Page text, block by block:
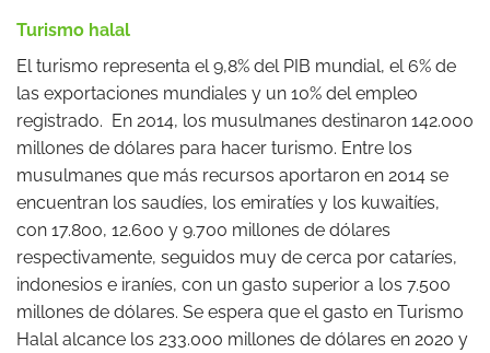
Turismo halal
El turismo representa el 9,8% del PIB mundial, el 6% de
las exportaciones mundiales y un 10% del empleo
registrado. En 2014, los musulmanes destinaron 142.000
millones de dólares para hacer turismo. Entre los
musulmanes que más recursos aportaron en 2014 se
encuentran los saudíes, los emiratíes y los kuwaitíes,
con 17.800, 12.600 y 9.700 millones de dólares
respectivamente, seguidos muy de cerca por cataríes,
indonesios e iraníes, con un gasto superior a los 7.500
millones de dólares. Se espera que el gasto en Turismo
Halal alcance los 233.000 millones de dólares en 2020 y